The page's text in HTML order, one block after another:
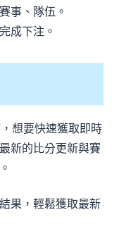
事、隊伍。
成下注。
想要快速獲取即時
新的比分更新與賽
果，輕鬆獲取最新